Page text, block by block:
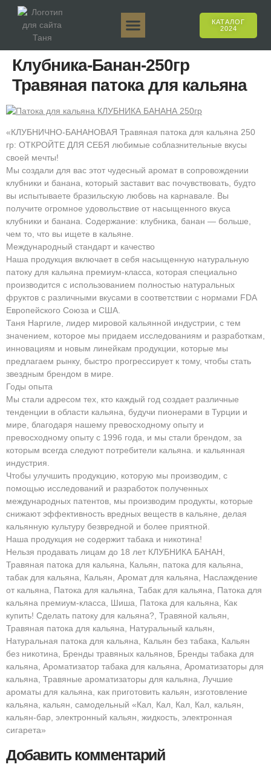
КАТАЛОГ
2024
Клубника-Банан-250гр
Травяная патока для кальяна
«КЛУБНИЧНО-БАНАНОВАЯ Травяная патока для кальяна 250
гр: ОТКРОЙТЕ ДЛЯ СЕБЯ любимые соблазнительные вкусы
своей мечты!
Мы создали для вас этот чудесный аромат в сопровождении
клубники и банана, который заставит вас почувствовать, будто
вы испытываете бразильскую любовь на карнавале. Вы
получите огромное удовольствие от насыщенного вкуса
клубники и банана. Содержание: клубника, банан — больше,
чем то, что вы ищете в кальяне.
Международный стандарт и качество
Наша продукция включает в себя насыщенную натуральную
патоку для кальяна премиум-класса, которая специально
производится с использованием полностью натуральных
фруктов с различными вкусами в соответствии с нормами FDA
Европейского Союза и США.
Таня Наргиле, лидер мировой кальянной индустрии, с тем
значением, которое мы придаем исследованиям и разработкам,
инновациям и новым линейкам продукции, которые мы
предлагаем рынку, быстро прогрессирует к тому, чтобы стать
звездным брендом в мире.
Годы опыта
Мы стали адресом тех, кто каждый год создает различные
тенденции в области кальяна, будучи пионерами в Турции и
мире, благодаря нашему превосходному опыту и
превосходному опыту с 1996 года, и мы стали брендом, за
которым всегда следуют потребители кальяна. и кальянная
индустрия.
Чтобы улучшить продукцию, которую мы производим, с
помощью исследований и разработок полученных
международных патентов, мы производим продукты, которые
снижают эффективность вредных веществ в кальяне, делая
кальянную культуру безвредной и более приятной.
Наша продукция не содержит табака и никотина!
Нельзя продавать лицам до 18 лет КЛУБНИКА БАНАН,
Травяная патока для кальяна, Кальян, патока для кальяна,
табак для кальяна, Кальян, Аромат для кальяна, Наслаждение
от кальяна, Патока для кальяна, Табак для кальяна, Патока для
кальяна премиум-класса, Шиша, Патока для кальяна, Как
купить! Сделать патоку для кальяна?, Травяной кальян,
Травяная патока для кальяна, Натуральный кальян,
Натуральная патока для кальяна, Кальян без табака, Кальян
без никотина, Бренды травяных кальянов, Бренды табака для
кальяна, Ароматизатор табака для кальяна, Ароматизаторы для
кальяна, Травяные ароматизаторы для кальяна, Лучшие
ароматы для кальяна, как приготовить кальян, изготовление
кальяна, кальян, самодельный «Кал, Кал, Кал, Кал, кальян,
кальян-бар, электронный кальян, жидкость, электронная
сигарета»
Добавить комментарий